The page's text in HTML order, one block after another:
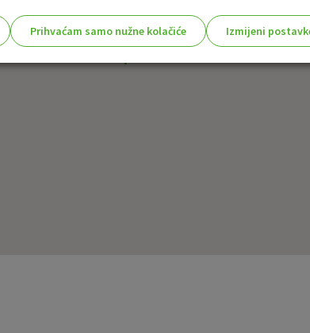
Prihvaćam samo nužne kolačiće
Izmijeni